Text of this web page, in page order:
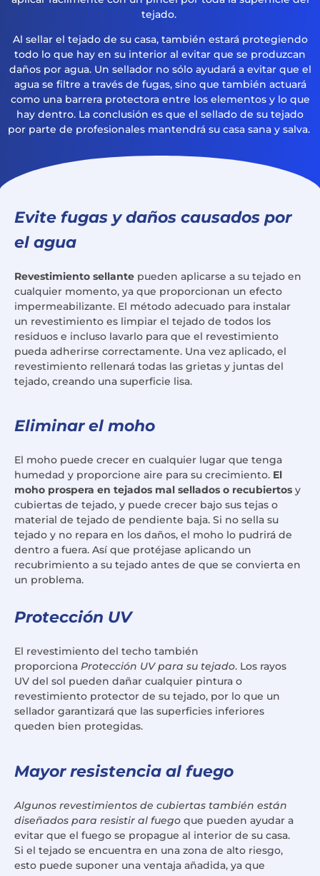
tejado.
Al sellar el tejado de su casa, también estará protegiendo
todo lo que hay en su interior al evitar que se produzcan
daños por agua. Un sellador no sólo ayudará a evitar que el
agua se filtre a través de fugas, sino que también actuará
como una barrera protectora entre los elementos y lo que
hay dentro. La conclusión es que el sellado de su tejado
por parte de profesionales mantendrá su casa sana y salva.
Evite fugas y daños causados por
el agua
Revestimiento sellante pueden aplicarse a su tejado en
cualquier momento, ya que proporcionan un efecto
impermeabilizante. El método adecuado para instalar
un revestimiento es limpiar el tejado de todos los
residuos e incluso lavarlo para que el revestimiento
pueda adherirse correctamente. Una vez aplicado, el
revestimiento rellenará todas las grietas y juntas del
tejado, creando una superficie lisa.
Eliminar el moho
El moho puede crecer en cualquier lugar que tenga
humedad y proporcione aire para su crecimiento. El
moho prospera en tejados mal sellados o recubiertos y
cubiertas de tejado, y puede crecer bajo sus tejas o
material de tejado de pendiente baja. Si no sella su
tejado y no repara en los daños, el moho lo pudrirá de
dentro a fuera. Así que protéjase aplicando un
recubrimiento a su tejado antes de que se convierta en
un problema.
Protección UV
El revestimiento del techo también
proporciona Protección UV para su tejado. Los rayos
UV del sol pueden dañar cualquier pintura o
revestimiento protector de su tejado, por lo que un
sellador garantizará que las superficies inferiores
queden bien protegidas.
Mayor resistencia al fuego
Algunos revestimientos de cubiertas también están
diseñados para resistir al fuego que pueden ayudar a
evitar que el fuego se propague al interior de su casa.
Si el tejado se encuentra en una zona de alto riesgo,
esto puede suponer una ventaja añadida, ya que